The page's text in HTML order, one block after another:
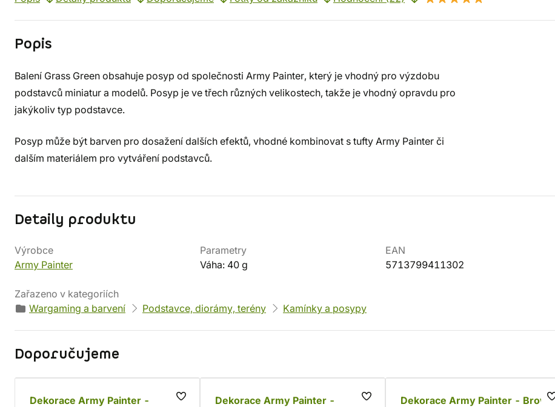
Popis
Balení Grass Green obsahuje posyp od společnosti Army Painter, který je vhodný pro výzdobu
podstavců miniatur a modelů. Posyp je ve třech různých velikostech, takže je vhodný opravdu pro
jakýkoliv typ podstavce.
Posyp může být barven pro dosažení dalších efektů, vhodné kombinovat s tufty Army Painter či
dalším materiálem pro vytváření podstavců.
Detaily produktu
Výrobce
Army Painter
Parametry
Váha: 40 g
EAN
5713799411302
Zařazeno v kategoriích
Wargaming a barvení
Podstavce, diorámy, terény Kamínky a posypy
Doporučujeme
Dekorace Army Painter -
Dekorace Army Painter -
Dekorace Army Painter - Brown